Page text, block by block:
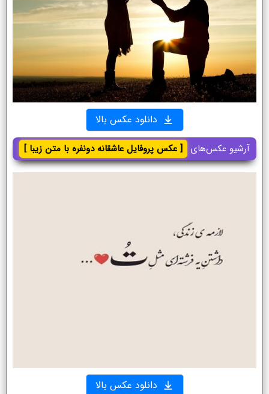
دانلود عکس بالا
آرشیو عکس‌های [ عکس پروفایل عاشقانه دونفره با متن زیبا ]
دانلود عکس بالا